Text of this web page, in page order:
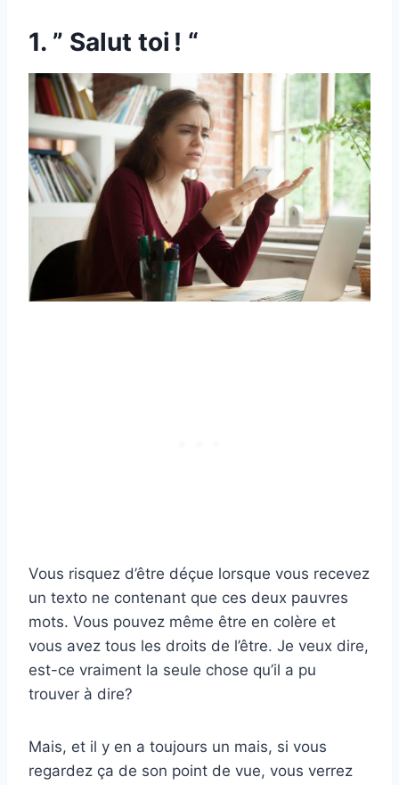
1. ” Salut toi ! “
Vous risquez d’être déçue lorsque vous recevez
un texto ne contenant que ces deux pauvres
mots. Vous pouvez même être en colère et
vous avez tous les droits de l’être. Je veux dire,
est-ce vraiment la seule chose qu’il a pu
trouver à dire?
Mais, et il y en a toujours un mais, si vous
regardez ça de son point de vue, vous verrez